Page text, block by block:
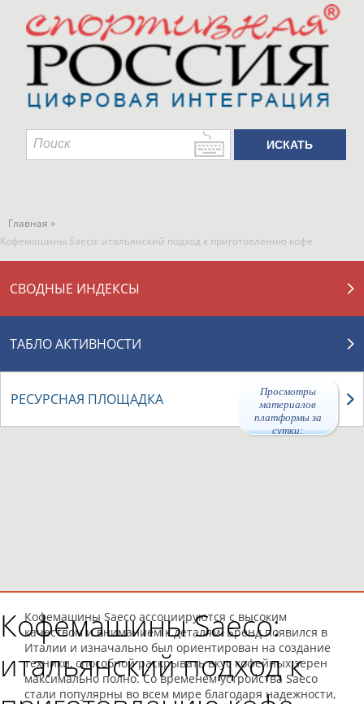
Просмотры
материалов
платформы за
сутки:
Главная »
Кофемашины Saeco: итальянский подход к приготовлению кофе
СВОДНЫЕ ИНДЕКСЫ
ТАБЛО АКТИВНОСТИ
РЕСУРСНАЯ ПЛОЩАДКА
Кофемашины Saeco:
итальянский подход к
Кофемашины Saeco ассоциируются с высоким
качеством и вниманием к деталям. Бренд появился в
Италии и изначально был ориентирован на создание
техники, способной раскрывать вкус кофейных зерен
максимально полно. Со временем устройства Saeco
стали популярны во всем мире благодаря надежности,